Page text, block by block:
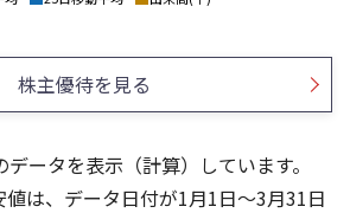
1,000
2,000
6,000
8,000
株主優待を見る
ータを表示（計算）しています。
は、データ日付が1月1日～3月31日